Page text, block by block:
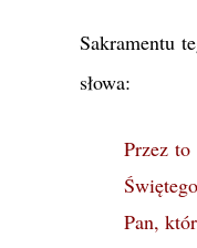
Sakramentu
słowa:
Przez to
Pan,